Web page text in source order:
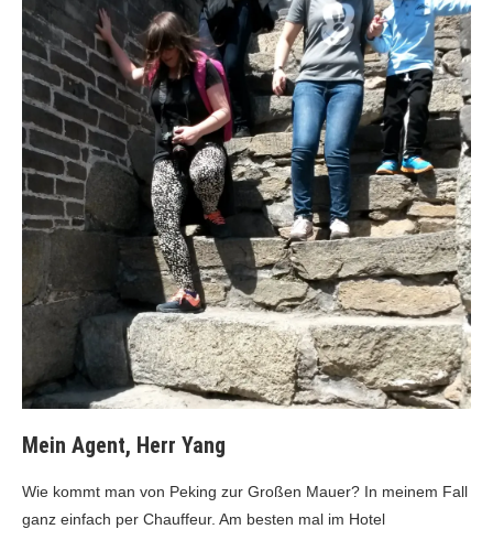
Mein Agent, Herr Yang
Wie kommt man von Peking zur Großen Mauer? In meinem Fall
ganz einfach per Chauffeur. Am besten mal im Hotel